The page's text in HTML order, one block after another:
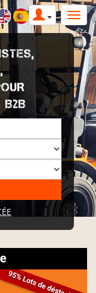
B2B